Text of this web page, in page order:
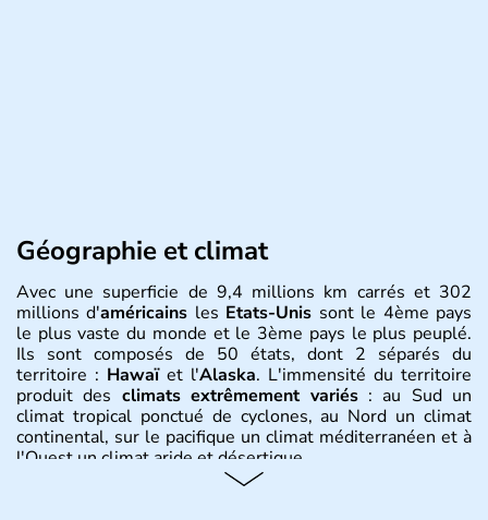
Géographie et climat
Avec une superficie de 9,4 millions km carrés et 302
millions d'américains les Etats-Unis sont le 4ème pays
le plus vaste du monde et le 3ème pays le plus peuplé.
Ils sont composés de 50 états, dont 2 séparés du
territoire : Hawaïet l'Alaska. L'immensité du territoire
produit des climats extrêmement variés: au Sud un
climat tropical ponctué de cyclones, au Nord un climat
continental, sur le pacifique un climat méditerranéen et à
l'Ouest un climat aride et désertique.